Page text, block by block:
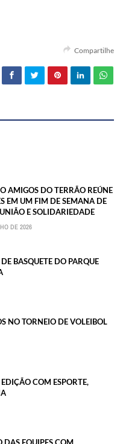
Compartilhe
AMIGOS DO TERRÃO REÚNE
EM UM FIM DE SEMANA DE
E SOLIDARIEDADE
DE 2026
BASQUETE DO PARQUE
NO TORNEIO DE VOLEIBOL
COM ESPORTE,